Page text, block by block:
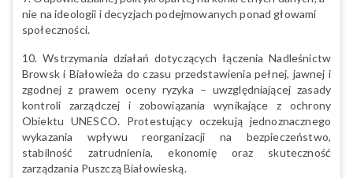
nie na ideologii i decyzjach podejmowanych ponad głowami
społeczności.
10. Wstrzymania działań dotyczących łączenia Nadleśnictw
Browsk i Białowieża do czasu przedstawienia pełnej, jawnej i
zgodnej z prawem oceny ryzyka – uwzględniającej zasady
kontroli zarządczej i zobowiązania wynikające z ochrony
Obiektu UNESCO. Protestujący oczekują jednoznacznego
wykazania wpływu reorganizacji na bezpieczeństwo,
stabilność zatrudnienia, ekonomię oraz skuteczność
zarządzania Puszczą Białowieską.